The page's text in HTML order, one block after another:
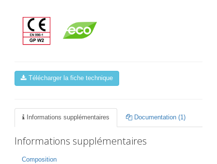
Télécharger la fiche technique
Informations supplémentaires Documentation (1)
Informations supplémentaires
Composition